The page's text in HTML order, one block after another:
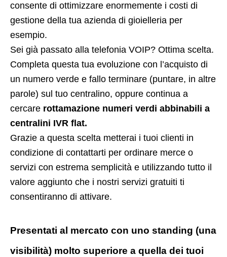
consente di ottimizzare enormemente i costi di
gestione della tua azienda di gioielleria per
esempio.
Sei già passato alla telefonia VOIP? Ottima scelta.
Completa questa tua evoluzione con l’acquisto di
un numero verde e fallo terminare (puntare, in altre
parole) sul tuo centralino, oppure continua a
cercare rottamazione numeri verdi abbinabili a
centralini IVR flat.
Grazie a questa scelta metterai i tuoi clienti in
condizione di contattarti per ordinare merce o
servizi con estrema semplicità e utilizzando tutto il
valore aggiunto che i nostri servizi gratuiti ti
consentiranno di attivare.
Presentati al mercato con uno standing (una
visibilità) molto superiore a quella dei tuoi